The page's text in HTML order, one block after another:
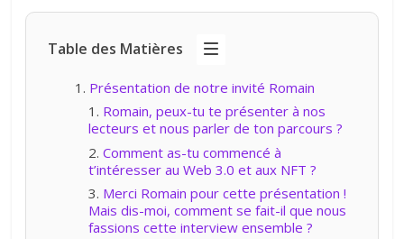
Table des Matières
Présentation de notre invité Romain
Romain, peux-tu te présenter à nos
lecteurs et nous parler de ton parcours ?
Comment as-tu commencé à
t’intéresser au Web 3.0 et aux NFT ?
Merci Romain pour cette présentation !
Mais dis-moi, comment se fait-il que nous
fassions cette interview ensemble ?